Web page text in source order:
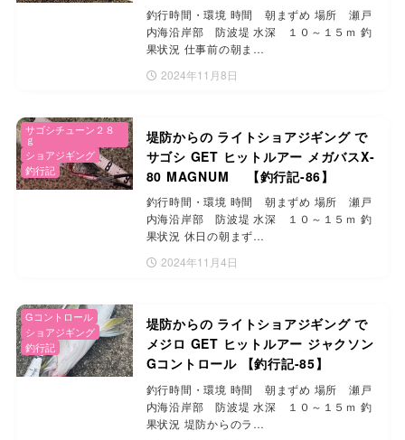
釣行時間・環境 時間 朝まずめ 場所 瀬戸
内海沿岸部 防波堤 水深 １０～１５ｍ 釣
果状況 仕事前の朝ま…
2024年11月8日
堤防からの ライトショアジギング で
サゴシ GET ヒットルアー メガバスX-
80 MAGNUM 【釣行記-86】
釣行時間・環境 時間 朝まずめ 場所 瀬戸
内海沿岸部 防波堤 水深 １０～１５ｍ 釣
果状況 休日の朝まず…
2024年11月4日
サゴシチューン２８
ｇ
ショアジギング
釣行記
堤防からの ライトショアジギング で
メジロ GET ヒットルアー ジャクソン
Gコントロール 【釣行記-85】
釣行時間・環境 時間 朝まずめ 場所 瀬戸
内海沿岸部 防波堤 水深 １０～１５ｍ 釣
果状況 堤防からのラ…
Gコントロール
ショアジギング
釣行記